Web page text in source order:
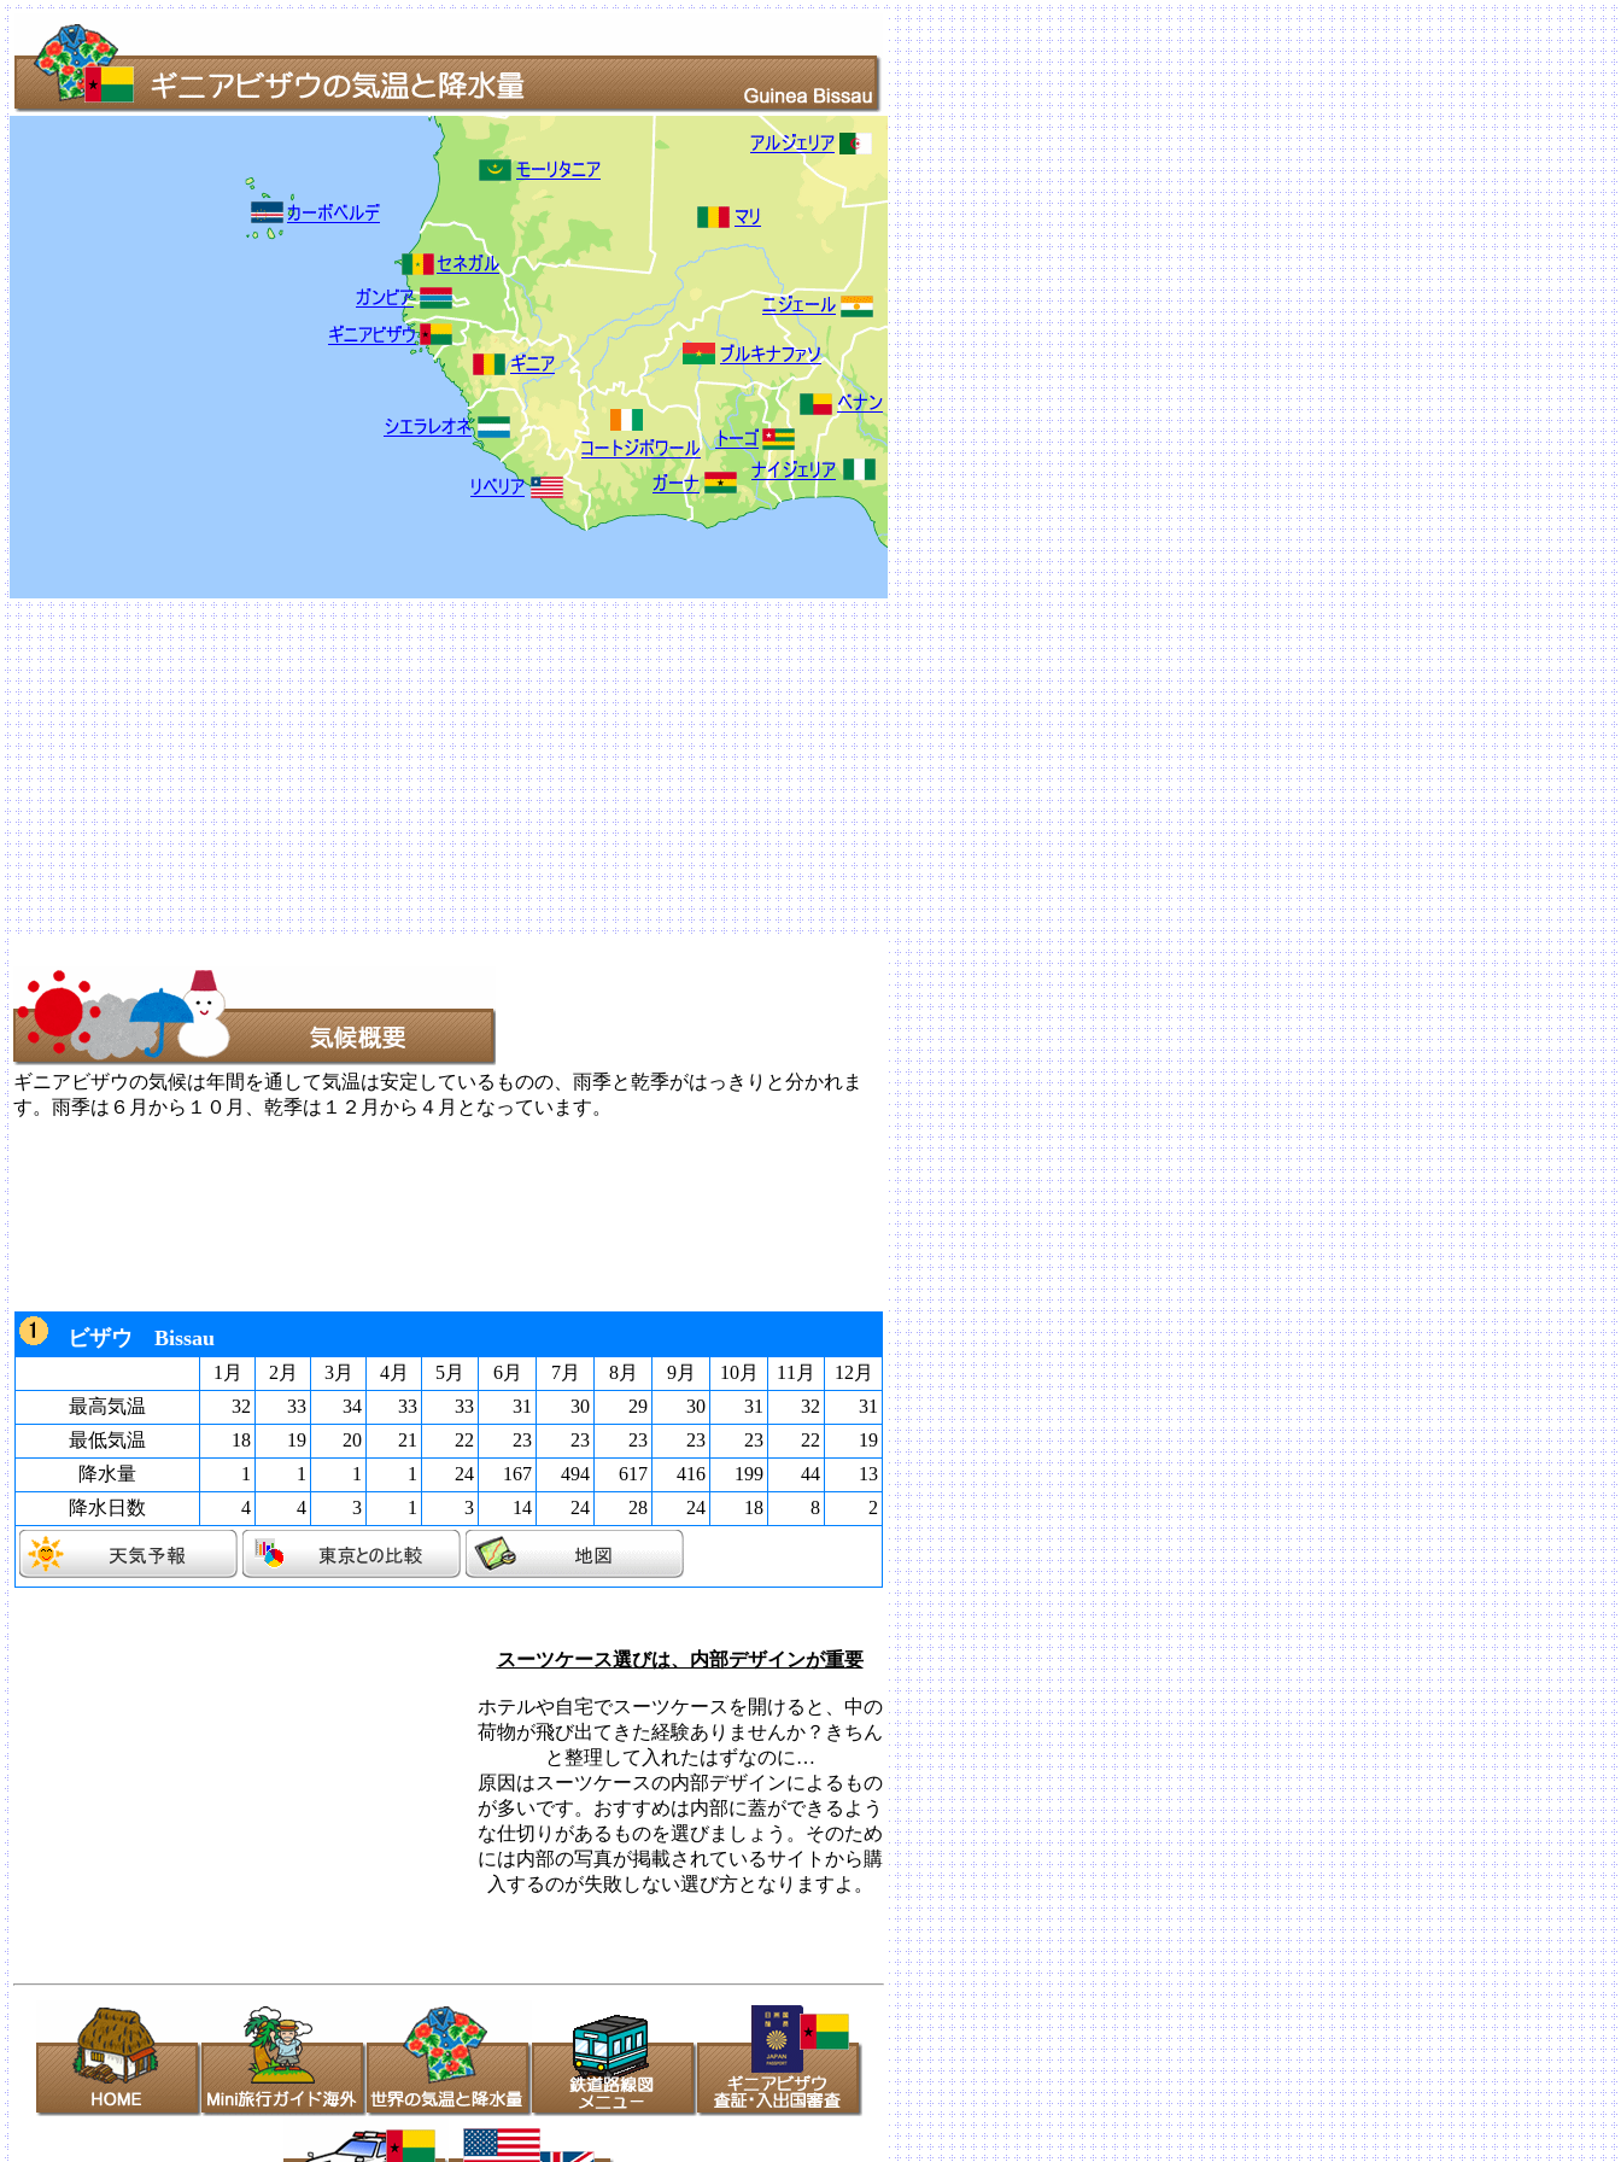
ギニアビザウの気候は年間を通して気温は安定しているものの、雨季と乾季がはっきりと分かれま
す。雨季は６月から１０月、乾季は１２月から４月となっています。
ビザウ Bissau
1月 2月 3月 4月 5月 6月 7月 8月 9月 10月 11月
12月
最高気温
32 33 34 33 33 31 30 29 30 31 32
31
最低気温
18 19 20 21 22 23 23 23 23 23 22
19
降水量
1 1 1 1 24 167 494 617 416 199 44
13
降水日数
4 4 3 1 3 14 24 28 24 18 8 2
スーツケース選びは、内部デザインが重要
ホテルや自宅でスーツケースを開けると、中の
荷物が飛び出てきた経験ありませんか？きちん
と整理して入れたはずなのに…
原因はスーツケースの内部デザインによるもの
が多いです。おすすめは内部に蓋ができるよう
な仕切りがあるものを選びましょう。そのため
には内部の写真が掲載されているサイトから購
入するのが失敗しない選び方となりますよ。